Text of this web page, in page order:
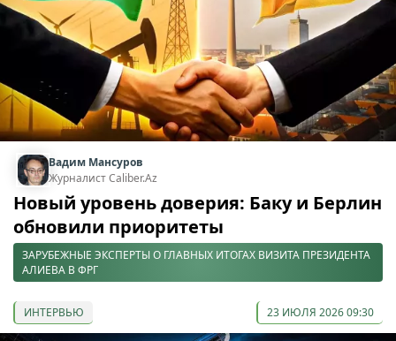
Вадим Мансуров
Журналист Caliber.Az
Новый уровень доверия: Баку и Берлин
обновили приоритеты
ЗАРУБЕЖНЫЕ ЭКСПЕРТЫ О ГЛАВНЫХ ИТОГАХ ВИЗИТА ПРЕЗИДЕНТА
АЛИЕВА В ФРГ
ИНТЕРВЬЮ 23 ИЮЛЯ 2026 09:30